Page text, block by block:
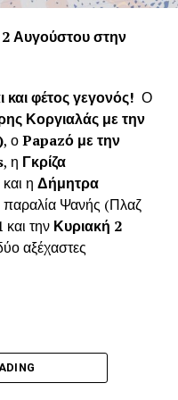
στο τείχος του
του κάστρου
που έγιναν
(έγκριση από το
από το Υπουργείο
Ιωάννη Μπρικόλα) και
από τα τείχη.
ηλικία άνω των 100
πρόβλημα στη
στην πλήρη
Το Δασαρχείο
σχετική μελέτη ούτε
σύγχρονο σύστημα
να το προστατέψει από
Αυγούστου στην
και φέτος γεγονός! Ο
Κοργιαλάς με την
, οPapazό με την
, η Γκρίζα
και η Δήμητρα
Ψανής (Πλαζ
και τηνΚυριακή 2
αξέχαστες